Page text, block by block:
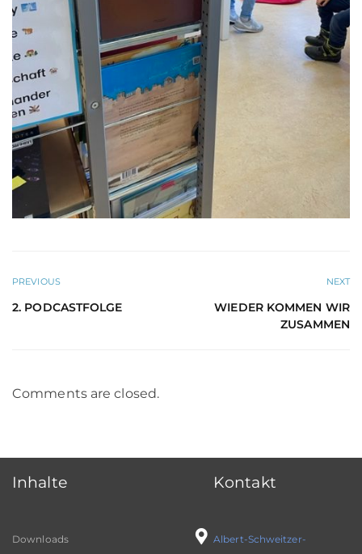
PREVIOUS
2. PODCASTFOLGE
NEXT
WIEDER KOMMEN WIR
ZUSAMMEN
Comments are closed.
Inhalte
Downloads
Kontakt
Albert-Schweitzer-